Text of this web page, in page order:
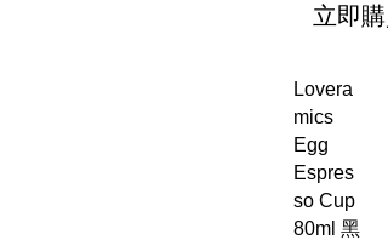
立即購
Lovera
mics
Egg
Espres
so Cup
80ml 黑